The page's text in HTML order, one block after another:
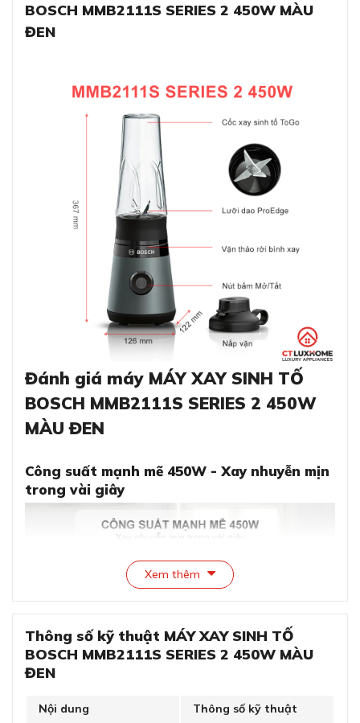
BOSCH MMB2111S SERIES 2 450W MÀU
ĐEN
Đánh giá máy MÁY XAY SINH TỐ
BOSCH MMB2111S SERIES 2 450W
MÀU ĐEN
Công suất mạnh mẽ 450W - Xay nhuyễn mịn
trong vài giây
Công suất mạnh mẽ 450W - Xay nhuyễn mịn trong
Xem thêm
Thông số kỹ thuật MÁY XAY SINH TỐ
BOSCH MMB2111S SERIES 2 450W MÀU
ĐEN
Nội dung Thông số kỹ thuật